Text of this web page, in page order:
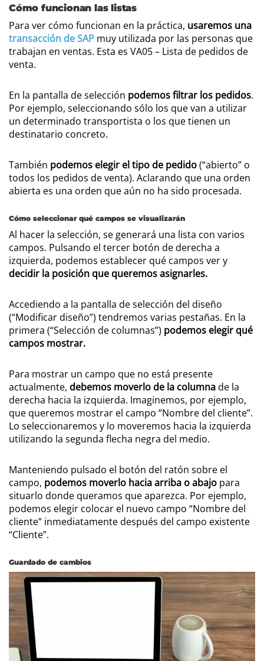
Cómo funcionan las listas
Para ver cómo funcionan en la práctica, usaremos una
transacción de SAP muy utilizada por las personas que
trabajan en ventas. Esta es VA05 – Lista de pedidos de
venta.
En la pantalla de selección podemos filtrar los pedidos.
Por ejemplo, seleccionando sólo los que van a utilizar
un determinado transportista o los que tienen un
destinatario concreto.
También podemos elegir el tipo de pedido(“abierto” o
todos los pedidos de venta). Aclarando que una orden
abierta es una orden que aún no ha sido procesada.
Cómo seleccionar qué campos se visualizarán
Al hacer la selección, se generará una lista con varios
campos. Pulsando el tercer botón de derecha a
izquierda, podemos establecer qué campos ver y
decidir la posición que queremos asignarles.
Accediendo a la pantalla de selección del diseño
(“Modificar diseño”) tendremos varias pestañas. En la
primera (“Selección de columnas”) podemos elegir qué
campos mostrar.
Para mostrar un campo que no está presente
actualmente, debemos moverlo de la columnade la
derecha hacia la izquierda. Imaginemos, por ejemplo,
que queremos mostrar el campo “Nombre del cliente”.
Lo seleccionaremos y lo moveremos hacia la izquierda
utilizando la segunda flecha negra del medio.
Manteniendo pulsado el botón del ratón sobre el
campo, podemos moverlo hacia arriba o abajo para
situarlo donde queramos que aparezca. Por ejemplo,
podemos elegir colocar el nuevo campo “Nombre del
cliente” inmediatamente después del campo existente
“Cliente”.
Guardado de cambios